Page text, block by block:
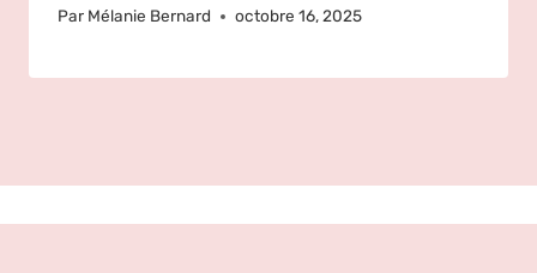
Par Mélanie Bernard octobre 16, 2025